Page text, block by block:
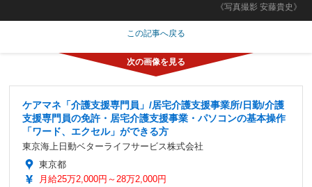
《写真撮影 安藤貴史》
この記事へ戻る
ケアマネ「介護支援専門員」/居宅介護支援事業所/日勤/介護
支援専門員の免許・居宅介護支援事業・パソコンの基本操作
「ワード、エクセル」ができる方
東京海上日動ベターライフサービス株式会社
東京都
月給25万2,000円～28万2,000円